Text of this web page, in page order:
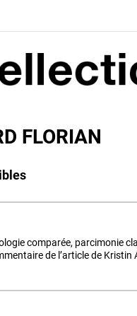
FLORIAN
comparée, parcimonie
de l’article de Kristin